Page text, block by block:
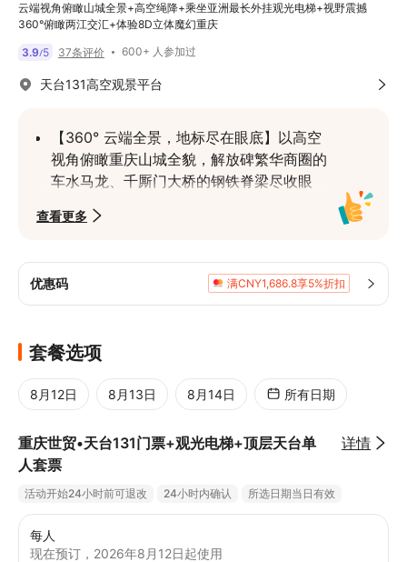
云端视角俯瞰山城全景+高空绳降+乘坐亚洲最长外挂观光电梯+视野震撼
360°俯瞰两江交汇+体验8D立体魔幻重庆
3.9/5 37条评价 600+ 人参加过
天台131高空观景平台
【360° 云端全景，地标尽在眼底】以高空
视角俯瞰重庆山城全貌，解放碑繁华商圈的
车水马龙、千厮门大桥的钢铁脊梁尽收眼
映，霓虹漫过两江四岸，将 “山水之城” 的
【8D 魔幻视角，重构山城印象】打破平面
观景局限，360 度无遮挡视野串联长江、嘉
落的山地地貌碰撞融合，直观感受 “轻轨穿
楼、两江交汇” 的魔幻城市格局，是沉浸式
理解 “8D 重庆” 的绝佳窗口
【亚洲最长外挂电梯，上升即风景】乘坐总
高 211.9 米的亚洲最长写字楼外挂观光电
梯，电梯全景玻璃设计让上升过程成为 “移
高度变化欣赏重庆 “立体分层” 的城市风
【晴夜绳降，承包 “空中夜景大片” 】晴夜
查看更多
优惠码 满CNY1,686.8享5%折扣
套餐选项
8月12日 8月13日 8月14日 所有日期
重庆世贸•天台131门票+观光电梯+顶层天台单
人套票
详情
活动开始24小时前可退改 24小时内确认 所选日期当日有效
每人
现在预订，2026年8月12日起使用